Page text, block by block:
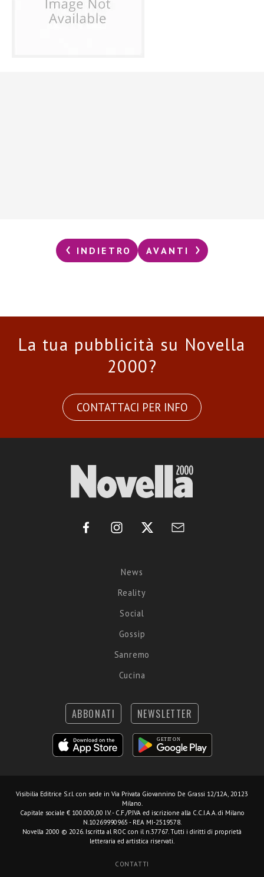
INDIETRO AVANTI
La tua pubblicità su Novella
2000?
CONTATTACI PER INFO
News
Reality
Social
Gossip
Sanremo
Cucina
ABBONATI NEWSLETTER
Visibilia Editrice S.r.l. con sede in Via Privata Giovannino De Grassi 12/12A, 20123
Milano.
Capitale sociale € 100.000,00 I.V. - C.F./P.IVA ed iscrizione alla C.C.I.A.A. di Milano
N.10269990965 - REA MI-2519578.
Novella 2000 © 2026. Iscritta al ROC con il n.37767. Tutti i diritti di proprietà
letteraria ed artistica riservati.
CONTATTI